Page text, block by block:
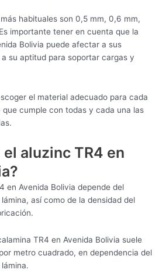
habituales son 0,5 mm, 0,6 mm,
importante tener en cuenta que la
Bolivia puede afectar a sus
su aptitud para soportar cargas y
el material adecuado para cada
cumple con todas y cada una las
aluzinc TR4 en
en Avenida Bolivia depende del
así como de la densidad del
TR4 en Avenida Bolivia suele
metro cuadrado, en dependencia del